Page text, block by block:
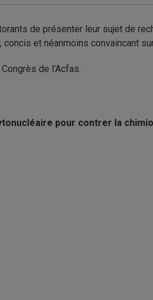
de présenter leur sujet de
et néanmoins convaincant
de l’Acfas.
pour contrer la